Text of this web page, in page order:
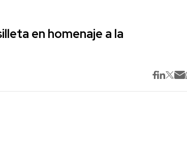
en homenaje a la